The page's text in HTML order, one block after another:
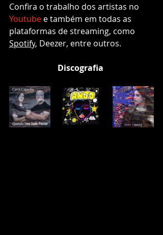
Confira o trabalho dos artistas no
Youtube e também em todas as
plataformas de streaming, como
Spotify, Deezer, entre outros.
Discografia